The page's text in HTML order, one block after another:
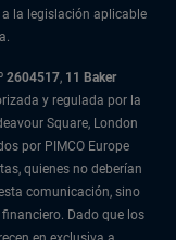
la legislación aplicable
2604517, 11 Baker
y regulada por la
Square, London
por PIMCO Europe
quienes no deberían
comunicación, sino
Dado que los